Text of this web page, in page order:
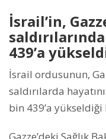
İsrail’in,
439’a
İsrail ordusunun,
saldırılarda
bin 439’a
Gazze’deki Sağlık